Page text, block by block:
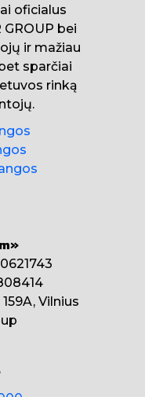
oficialus
bei
ir mažiau
sparčiai
rinką
Vilnius